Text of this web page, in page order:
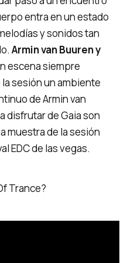
entra en un estado
y sonidos tan
Armin van Buuren y
escena siempre
sesión un ambiente
de Armin van
disfrutar de Gaia son
muestra de la sesión
EDC de las vegas.
Trance?